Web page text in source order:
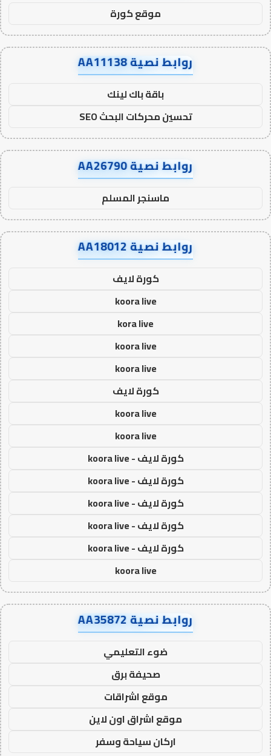
موقع كورة
روابط نصية AA11138
باقة باك لينك
تحسين محركات البحث SEO
روابط نصية AA26790
ماسنجر المسلم
روابط نصية AA18012
كورة لايف
koora live
kora live
koora live
koora live
كورة لايف
koora live
koora live
كورة لايف - koora live
كورة لايف - koora live
كورة لايف - koora live
كورة لايف - koora live
كورة لايف - koora live
koora live
روابط نصية AA35872
ضوء التعليمي
صحيفة برق
موقع اشراقات
موقع اشراق اون لاين
اركان سياحة وسفر